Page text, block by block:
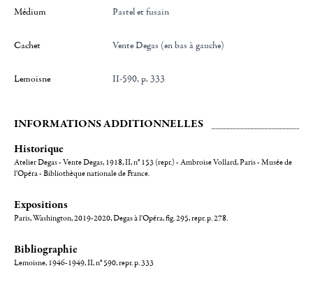
Médium Pastel et fusain
Cachet Vente Degas (en bas à gauche)
Lemoisne II-590, p. 333
INFORMATIONS ADDITIONNELLES
Historique
Atelier Degas - Vente Degas, 1918, II, n° 153 (repr.) - Ambroise Vollard, Paris - Musée de
l'Opéra - Bibliothèque nationale de France.
Expositions
Paris, Washington, 2019-2020, Degas à l'Opéra, fig. 295, repr. p. 278.
Bibliographie
Lemoisne, 1946-1949, II, n° 590, repr. p. 333